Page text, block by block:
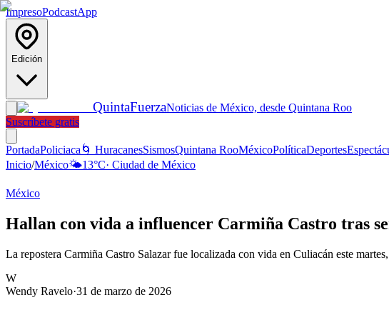
ImpresoPodcastApp
Edición
QuintaFuerzaNoticias de México, desde Quintana Roo
Suscríbete gratis
PortadaPoliciaca 🌀 HuracanesSismosQuintana RooMéxicoPolíticaDeportes
Inicio/México🌤️13°C· Ciudad de México
México
Hallan con vida a influencer Carmiña Castro tras
La repostera Carmiña Castro Salazar fue localizada con vida en Culiacán este
W
Wendy Ravelo·31 de marzo de 2026